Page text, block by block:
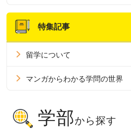
特集記事
留学について
マンガからわかる学問の世界
学部から探す